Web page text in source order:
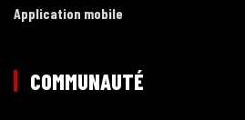
Application mobile
COMMUNAUTÉ